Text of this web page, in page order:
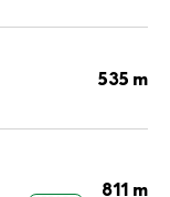
535 m
811 m